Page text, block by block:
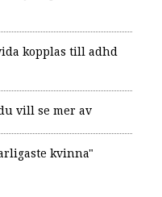
kopplas till adhd
vill se mer av
kvinna"